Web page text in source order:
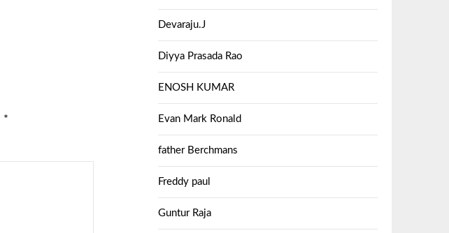
*
Devaraju.J
Diyya Prasada Rao
ENOSH KUMAR
Evan Mark Ronald
father Berchmans
Freddy paul
Guntur Raja